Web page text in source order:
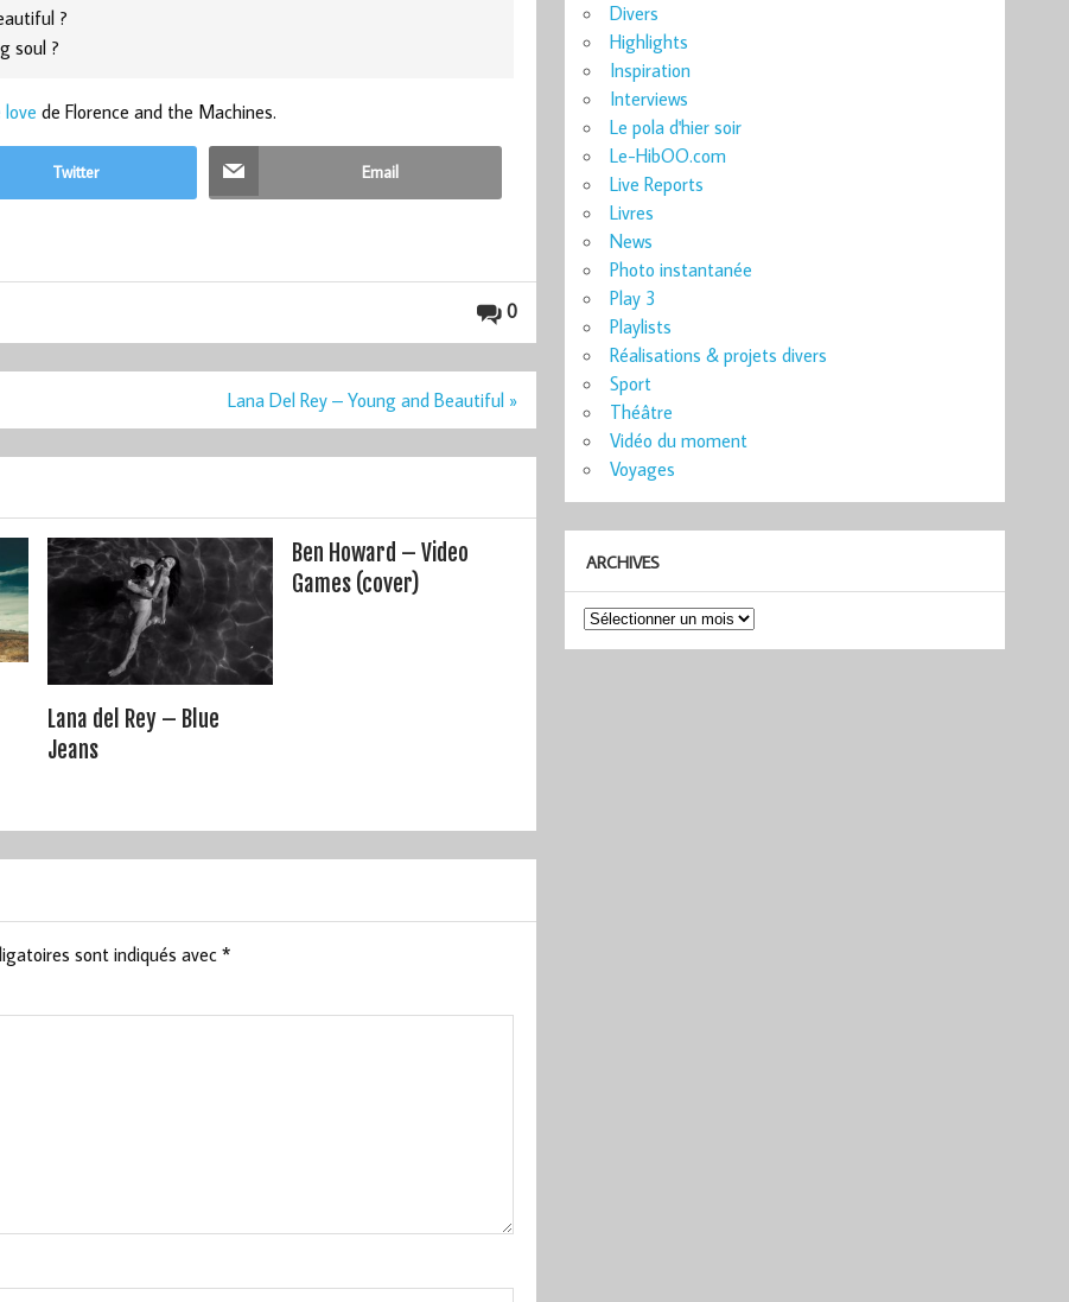
?
soul ?
de Florence and the Machines.
Twitter Email
0
Lana Del Rey – Young and Beautiful »
Lana del Rey – Blue
Jeans
Ben Howard – Video
Games (cover)
sont indiqués avec *
Divers
Highlights
Inspiration
Interviews
Le pola d'hier soir
Le-HibOO.com
Live Reports
Livres
News
Photo instantanée
Play 3
Playlists
Réalisations & projets divers
Sport
Théâtre
Vidéo du moment
Voyages
ARCHIVES
Archives